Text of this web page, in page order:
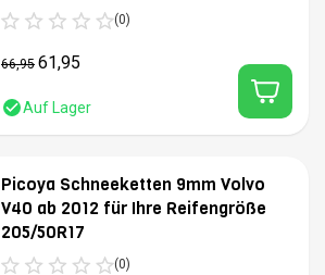
(0)
66,95 61,95
Auf Lager
Picoya Schneeketten 9mm Volvo
V40 ab 2012 für Ihre Reifengröße
205/50R17
(0)